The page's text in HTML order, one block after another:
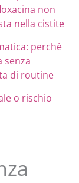
non
nella cistite
perchè
senza
di routine
o rischio